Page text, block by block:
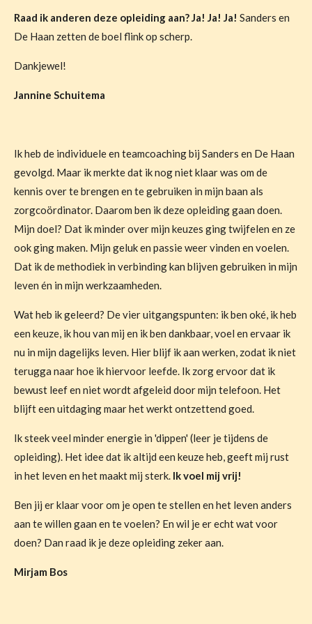
Raad ik anderen deze opleiding aan? Ja! Ja! Ja! Sanders en
De Haan zetten de boel flink op scherp.
Dankjewel!
Jannine Schuitema
Ik heb de individuele en teamcoaching bij Sanders en De Haan
gevolgd. Maar ik merkte dat ik nog niet klaar was om de
kennis over te brengen en te gebruiken in mijn baan als
zorgcoördinator. Daarom ben ik deze opleiding gaan doen.
Mijn doel? Dat ik minder over mijn keuzes ging twijfelen en ze
ook ging maken. Mijn geluk en passie weer vinden en voelen.
Dat ik de methodiek in verbinding kan blijven gebruiken in mijn
leven én in mijn werkzaamheden.
Wat heb ik geleerd? De vier uitgangspunten: ik ben oké, ik heb
een keuze, ik hou van mij en ik ben dankbaar, voel en ervaar ik
nu in mijn dagelijks leven. Hier blijf ik aan werken, zodat ik niet
terugga naar hoe ik hiervoor leefde. Ik zorg ervoor dat ik
bewust leef en niet wordt afgeleid door mijn telefoon. Het
blijft een uitdaging maar het werkt ontzettend goed.
Ik steek veel minder energie in 'dippen' (leer je tijdens de
opleiding). Het idee dat ik altijd een keuze heb, geeft mij rust
in het leven en het maakt mij sterk. Ik voel mij vrij!
Ben jij er klaar voor om je open te stellen en het leven anders
aan te willen gaan en te voelen? En wil je er echt wat voor
doen? Dan raad ik je deze opleiding zeker aan.
Mirjam Bos